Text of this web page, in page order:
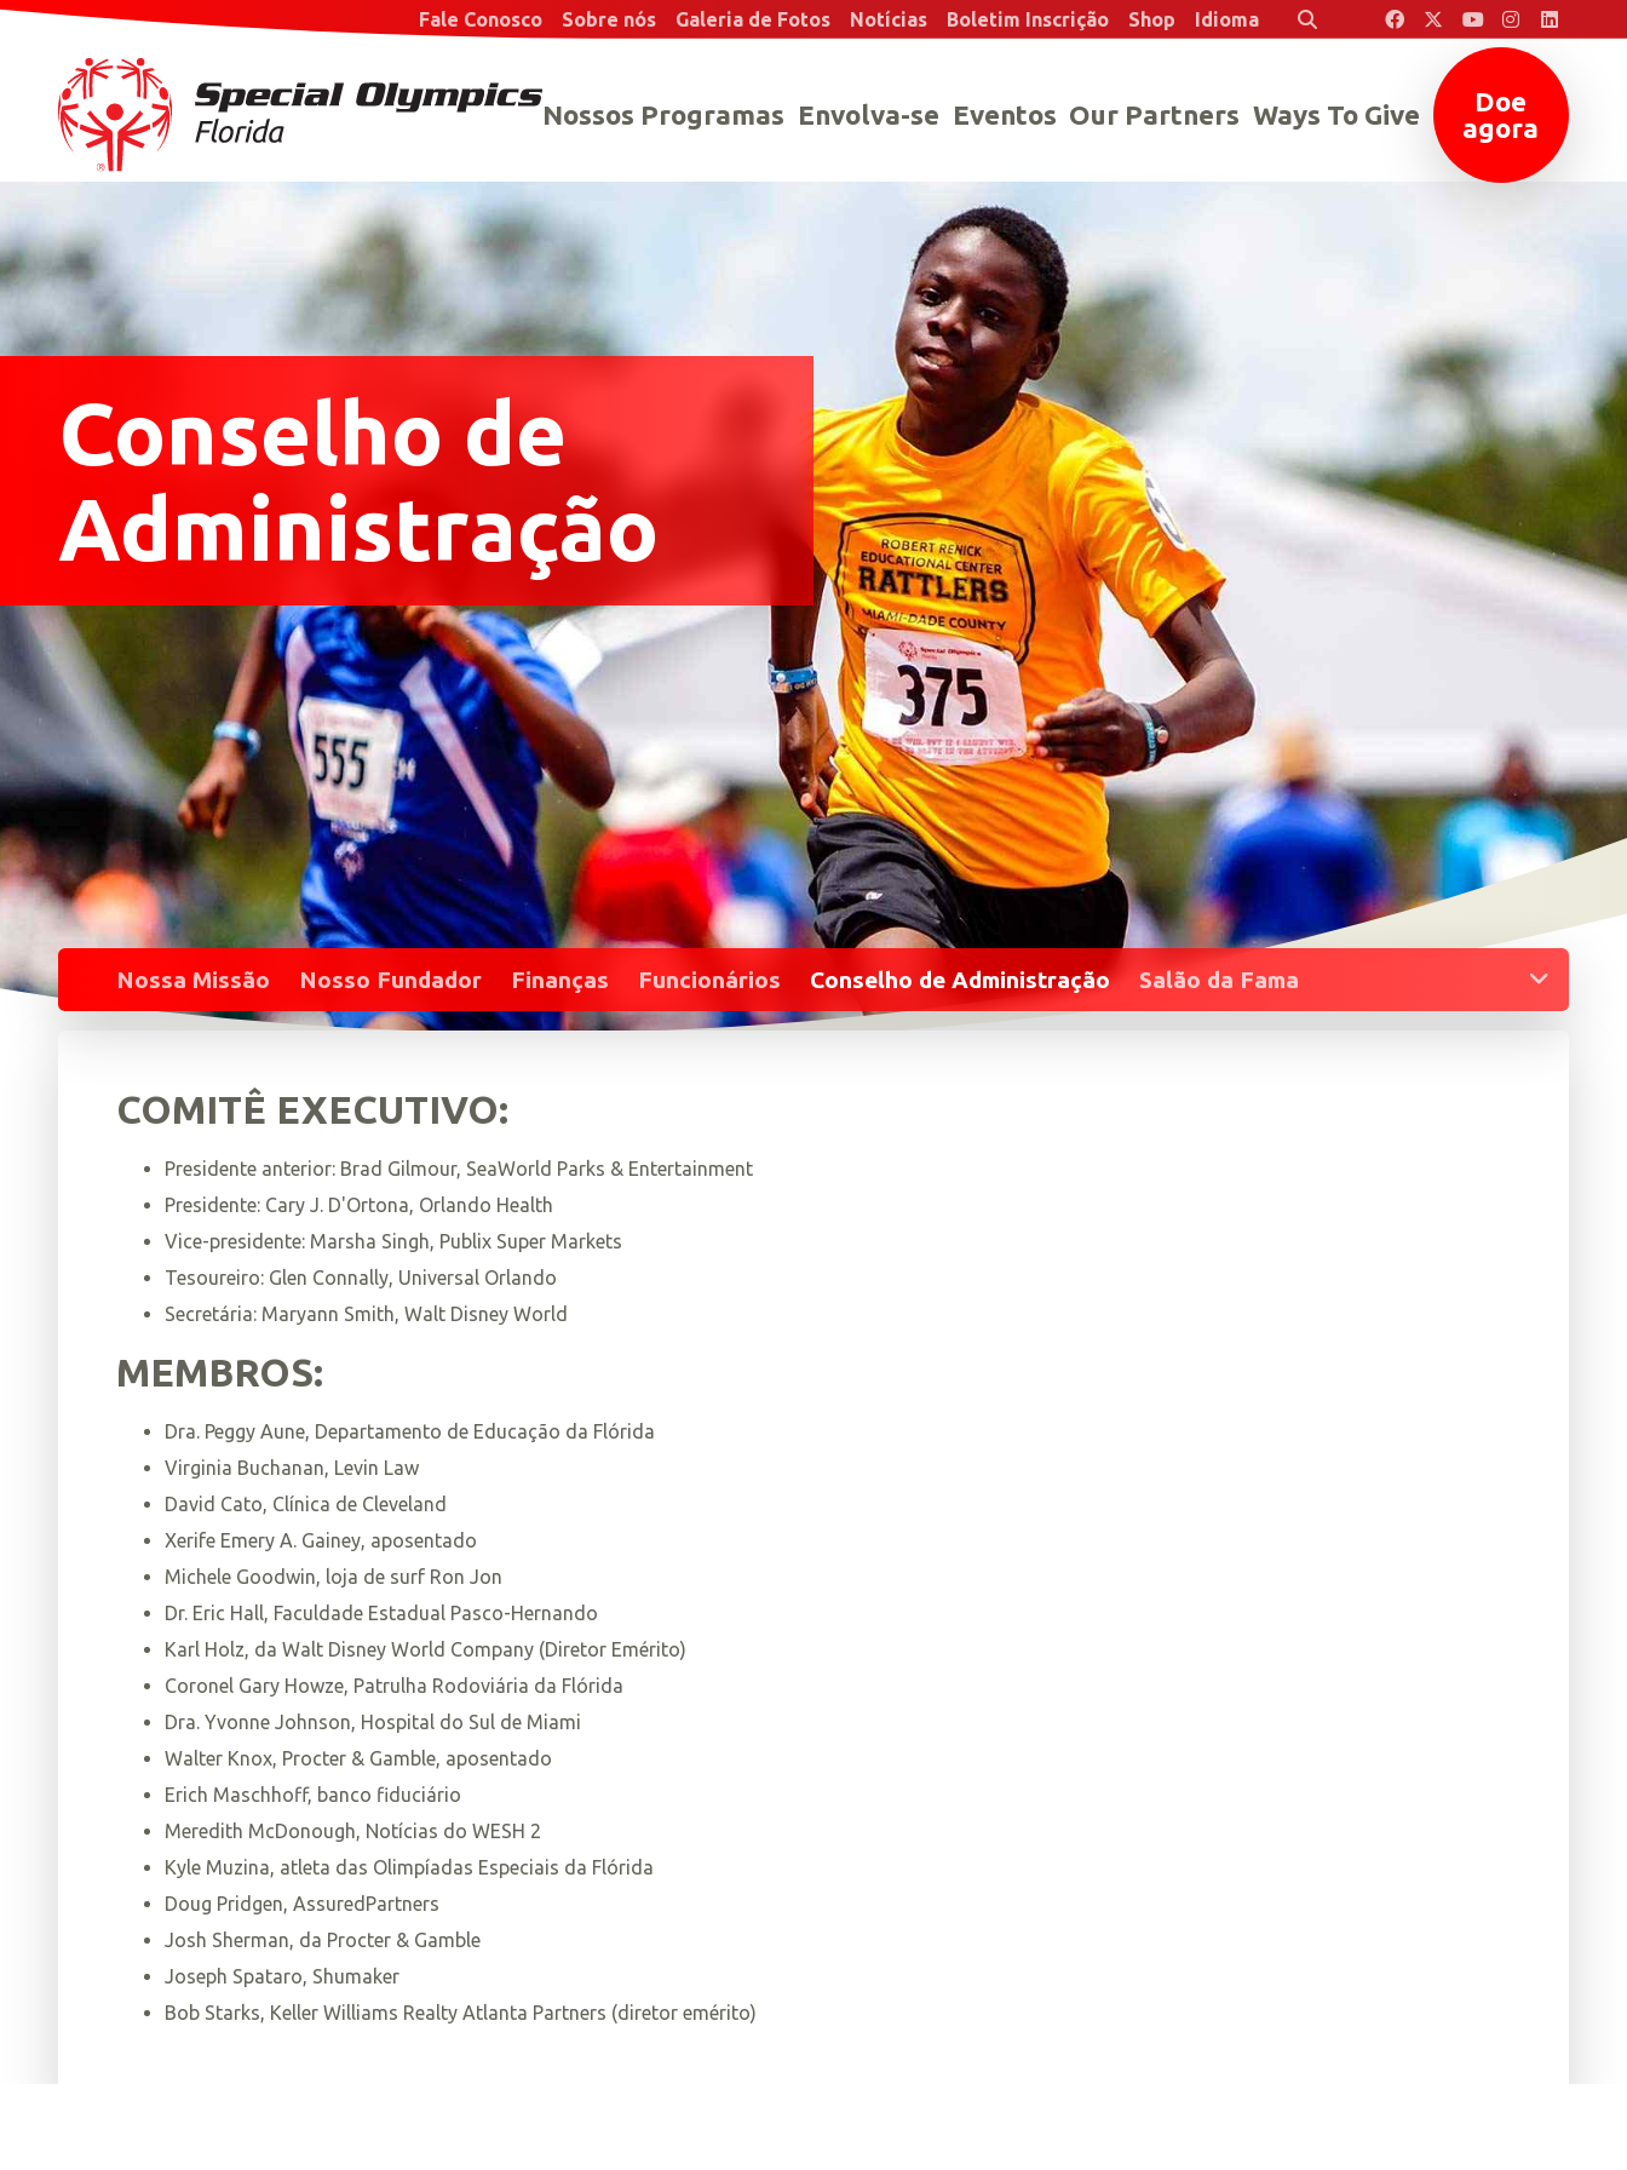
Nossos Programas Envolva-se Eventos Our Partners Ways To Give
Doe
agora
Fale Conosco Sobre nós Galeria de Fotos Notícias Boletim Inscrição Shop Idioma Pesquisar
Conselho de
Administração
Nossa Missão Nosso Fundador Finanças Funcionários Conselho de Administração Salão da Fama
COMITÊ EXECUTIVO:
Presidente anterior: Brad Gilmour, SeaWorld Parks & Entertainment
Presidente: Cary J. D'Ortona, Orlando Health
Vice-presidente: Marsha Singh, Publix Super Markets
Tesoureiro: Glen Connally, Universal Orlando
Secretária: Maryann Smith, Walt Disney World
MEMBROS:
Dra. Peggy Aune, Departamento de Educação da Flórida
Virginia Buchanan, Levin Law
David Cato, Clínica de Cleveland
Xerife Emery A. Gainey, aposentado
Michele Goodwin, loja de surf Ron Jon
Dr. Eric Hall, Faculdade Estadual Pasco-Hernando
Karl Holz, da Walt Disney World Company (Diretor Emérito)
Coronel Gary Howze, Patrulha Rodoviária da Flórida
Dra. Yvonne Johnson, Hospital do Sul de Miami
Walter Knox, Procter & Gamble, aposentado
Erich Maschhoff, banco fiduciário
Meredith McDonough, Notícias do WESH 2
Kyle Muzina, atleta das Olimpíadas Especiais da Flórida
Doug Pridgen, AssuredPartners
Josh Sherman, da Procter & Gamble
Joseph Spataro, Shumaker
Bob Starks, Keller Williams Realty Atlanta Partners (diretor emérito)